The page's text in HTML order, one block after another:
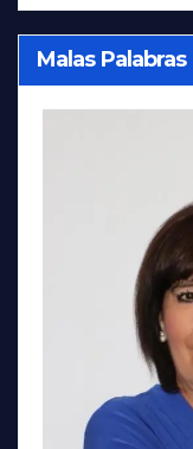
Malas Palabras